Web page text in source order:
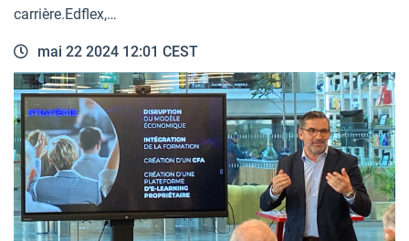
carrière.Edflex,…
mai 22 2024 12:01 CEST